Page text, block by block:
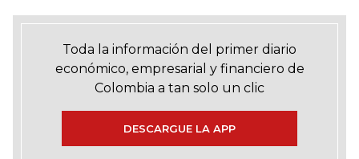
Toda la información del primer diario
económico, empresarial y financiero de
Colombia a tan solo un clic
DESCARGUE LA APP